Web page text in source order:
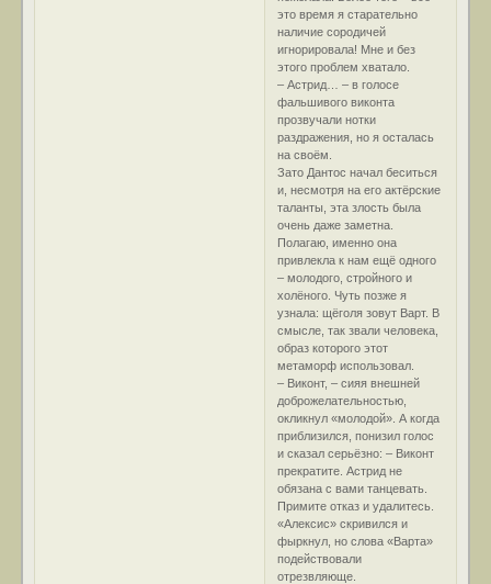
это время я старательно
наличие сородичей
игнорировала! Мне и без
этого проблем хватало.
– Астрид… – в голосе
фальшивого виконта
прозвучали нотки
раздражения, но я осталась
на своём.
Зато Дантос начал беситься
и, несмотря на его актёрские
таланты, эта злость была
очень даже заметна.
Полагаю, именно она
привлекла к нам ещё одного
– молодого, стройного и
холёного. Чуть позже я
узнала: щёголя зовут Варт. В
смысле, так звали человека,
образ которого этот
метаморф использовал.
– Виконт, – сияя внешней
доброжелательностью,
окликнул «молодой». А когда
приблизился, понизил голос
и сказал серьёзно: – Виконт
прекратите. Астрид не
обязана с вами танцевать.
Примите отказ и удалитесь.
«Алексис» скривился и
фыркнул, но слова «Варта»
подействовали
отрезвляюще.